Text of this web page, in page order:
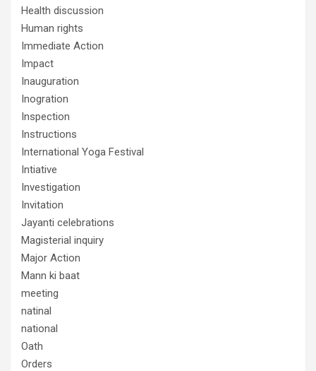
Health discussion
Human rights
Immediate Action
Impact
Inauguration
Inogration
Inspection
Instructions
International Yoga Festival
Intiative
Investigation
Invitation
Jayanti celebrations
Magisterial inquiry
Major Action
Mann ki baat
meeting
natinal
national
Oath
Orders